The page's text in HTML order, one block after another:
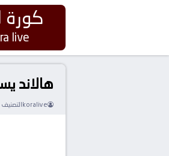
كورة
live
هالاند
koralive